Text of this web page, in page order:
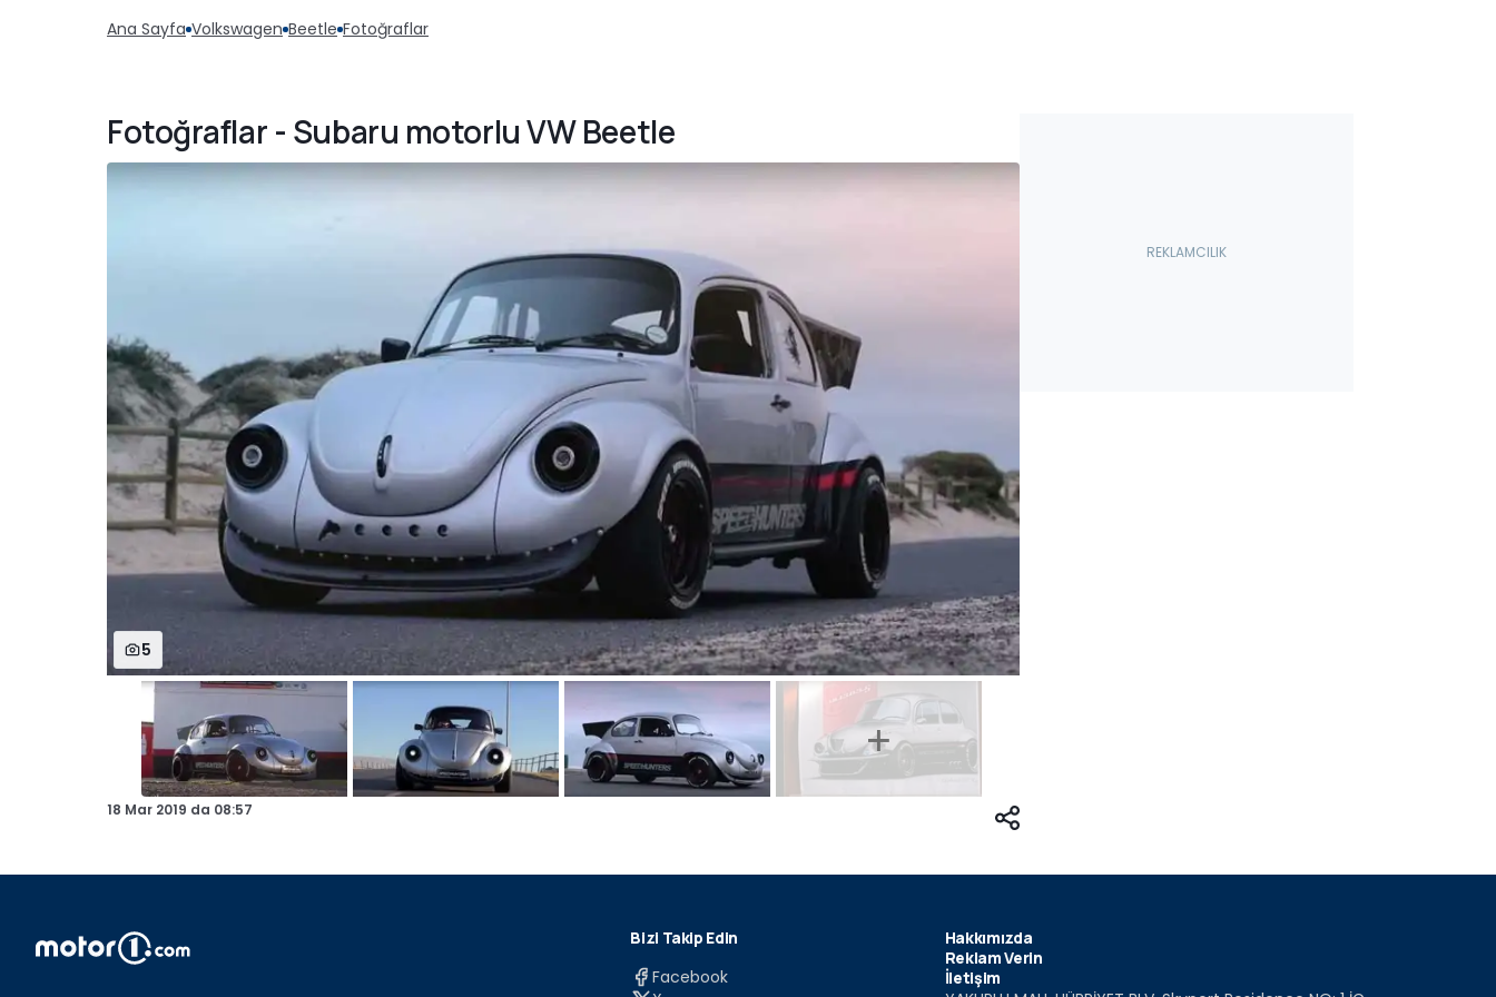
Ana Sayfa Volkswagen Beetle Fotoğraflar
Fotoğraflar - Subaru motorlu VW Beetle
5
18 Mar 2019 da 08:57
Bizi Takip Edin
Facebook
Hakkımızda
Reklam Verin
İletişim